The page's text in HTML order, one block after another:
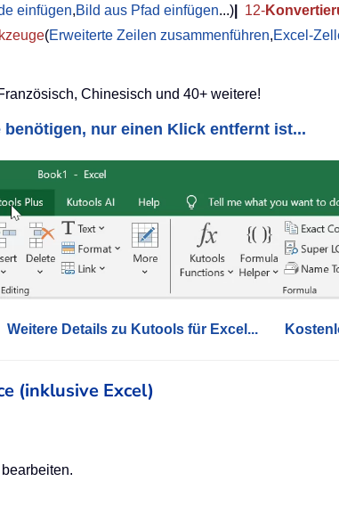
einfügen,Bild aus Pfad einfügen...) 12-
(Erweiterte Zeilen zusammenführen,Excel-
Chinesisch und 40+ weitere!
nur einen Klick entfernt ist...
Weitere Details zu Kutools für Excel...
(inklusive Excel)